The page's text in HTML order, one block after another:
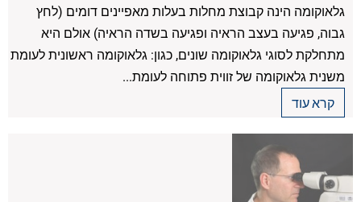
גלאוקומה הינה קבוצת מחלות בעלות מאפיינים דומים (לחץ
גבוה, פגיעה בעצב הראיה ופגיעה בשדה הראיה) אולם היא
מתחלקת לסוגי גלאוקומה שונים, כגון: גלאוקומה ראשונית לעומת
משנית גלאוקומה של זווית פתוחה לעומת...
קרא עוד